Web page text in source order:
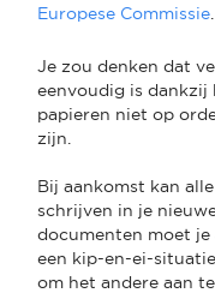
Europese Commissie
Je zou denken dat
eenvoudig is dankzij
papieren niet op
zijn.
Bij aankomst kan
schrijven in je
documenten moet je
een kip-en-ei-
om het andere aan te